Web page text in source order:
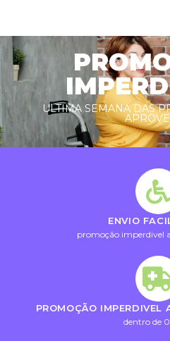
ULTIMA SEMANA DAS
ENVIO
promoção imperdivel
PROMOÇÃO IMPERDIVEL
dentro de